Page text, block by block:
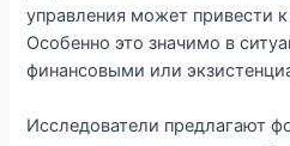
управления может привести
Особенно это значимо в
финансовыми или
Исследователи предлагают